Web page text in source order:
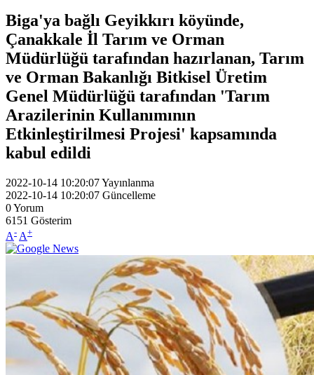
Biga'ya bağlı Geyikkırı köyünde,
Çanakkale İl Tarım ve Orman
Müdürlüğü tarafından hazırlanan, Tarım
ve Orman Bakanlığı Bitkisel Üretim
Genel Müdürlüğü tarafından 'Tarım
Arazilerinin Kullanımının
Etkinleştirilmesi Projesi' kapsamında
kabul edildi
2022-10-14 10:20:07Yayınlanma
2022-10-14 10:20:07 Güncelleme
0Yorum
6151 Gösterim
A- A+